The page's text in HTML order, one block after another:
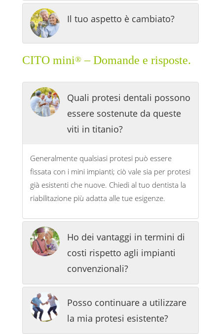
Il tuo aspetto è cambiato?
CITO mini® – Domande e risposte.
Quali protesi dentali possono
essere sostenute da queste
viti in titanio?
Generalmente qualsiasi protesi può essere
fissata con i mini impianti; ciò vale sia per protesi
già esistenti che nuove. Chiedi al tuo dentista la
riabilitazione più adatta alle tue esigenze.
Ho dei vantaggi in termini di
costi rispetto agli impianti
convenzionali?
Posso continuare a utilizzare
la mia protesi esistente?